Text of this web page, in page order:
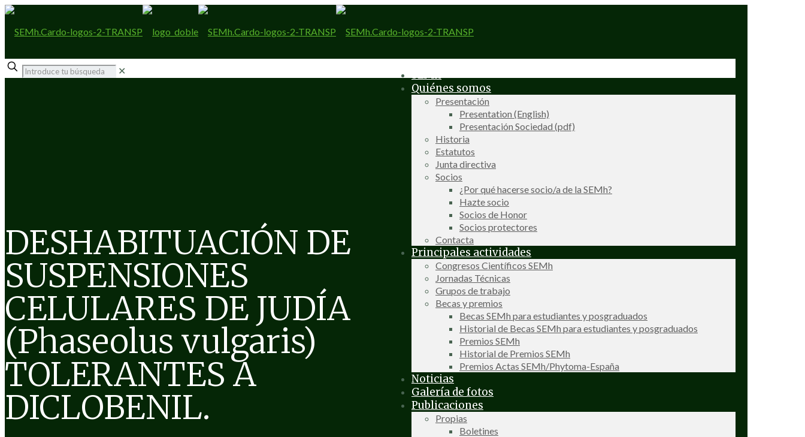
SEMh
Quiénes somos
Presentación
Presentation (English)
Presentación Sociedad (pdf)
Historia
Estatutos
Junta directiva
Socios
¿Por qué hacerse socio/a de la SEMh?
Hazte socio
Socios de Honor
Socios protectores
Contacta
Principales actividades
Congresos Científicos SEMh
Jornadas Técnicas
Grupos de trabajo
Becas y premios
Becas SEMh para estudiantes y posgraduados
Historial de Becas SEMh para estudiantes y posgraduados
Premios SEMh
Historial de Premios SEMh
Premios Actas SEMh/Phytoma-España
Noticias
Galería de fotos
Publicaciones
Propias
Boletines
✕
DESHABITUACIÓN DE
SUSPENSIONES
CELULARES DE JUDÍA
(Phaseolus vulgaris)
TOLERANTES A
DICLOBENIL.